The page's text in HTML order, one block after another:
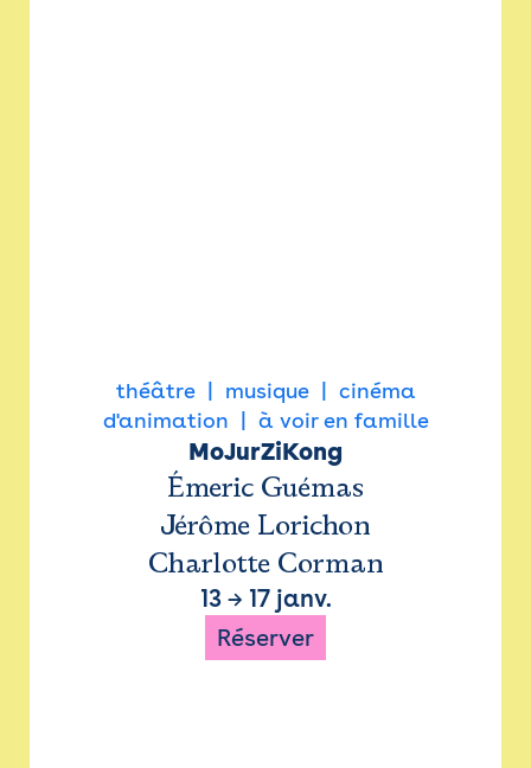
théâtre musique
cinéma
d'animation
à voir en famille
MoJurZiKong
Émeric Guémas
Jérôme Lorichon
Charlotte Corman
13→ 17 janv.
Réserver